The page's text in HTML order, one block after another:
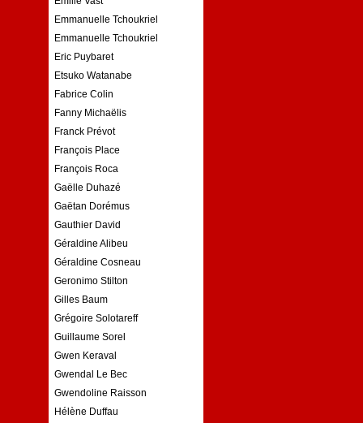
Emmanuelle Tchoukriel
Emmanuelle Tchoukriel
Eric Puybaret
Etsuko Watanabe
Fabrice Colin
Fanny Michaëlis
Franck Prévot
François Place
François Roca
Gaëlle Duhazé
Gaëtan Dorémus
Gauthier David
Géraldine Alibeu
Géraldine Cosneau
Geronimo Stilton
Gilles Baum
Grégoire Solotareff
Guillaume Sorel
Gwen Keraval
Gwendal Le Bec
Gwendoline Raisson
Hélène Duffau